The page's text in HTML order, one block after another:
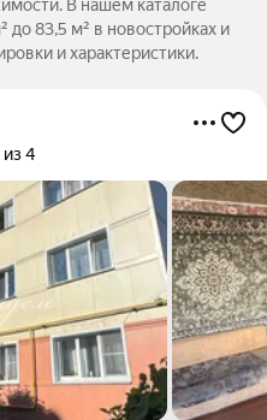
В нашем каталоге
83,5 м² в новостройках и
и характеристики.
4